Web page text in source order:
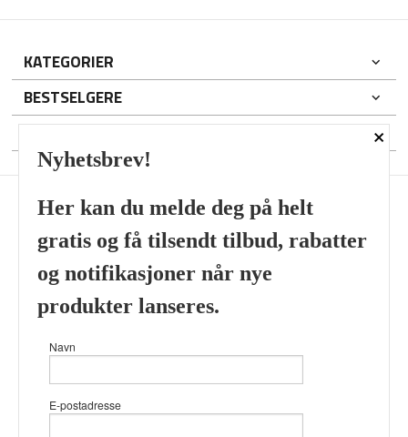
KATEGORIER
BESTSELGERE
DIN KONTO
Frakt Kjøpsbetingelser
Sikkerhet og personvern
Nyhetsbrev
Viking’s Perfume House & Beard Co Fløenbakken 43 A 5009
Bergen Tlf.41696407- Foretaksregisteret 933905799
du får en bedre kjøpsopplevelse og
×
Nyhetsbrev!
Her kan du melde deg på helt
gratis og få tilsendt tilbud, rabatter
og notifikasjoner når nye
produkter lanseres.
Navn
E-postadresse